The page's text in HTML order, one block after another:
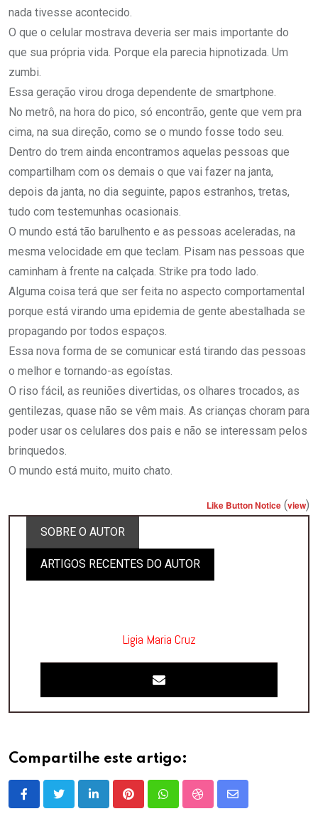
nada tivesse acontecido.
O que o celular mostrava deveria ser mais importante do
que sua própria vida. Porque ela parecia hipnotizada. Um
zumbi.
Essa geração virou droga dependente de smartphone.
No metrô, na hora do pico, só encontrão, gente que vem pra
cima, na sua direção, como se o mundo fosse todo seu.
Dentro do trem ainda encontramos aquelas pessoas que
compartilham com os demais o que vai fazer na janta,
depois da janta, no dia seguinte, papos estranhos, tretas,
tudo com testemunhas ocasionais.
O mundo está tão barulhento e as pessoas aceleradas, na
mesma velocidade em que teclam. Pisam nas pessoas que
caminham à frente na calçada. Strike pra todo lado.
Alguma coisa terá que ser feita no aspecto comportamental
porque está virando uma epidemia de gente abestalhada se
propagando por todos espaços.
Essa nova forma de se comunicar está tirando das pessoas
o melhor e tornando-as egoístas.
O riso fácil, as reuniões divertidas, os olhares trocados, as
gentilezas, quase não se vêm mais. As crianças choram para
poder usar os celulares dos pais e não se interessam pelos
brinquedos.
O mundo está muito, muito chato.
Like Button Notice (view)
SOBRE O AUTOR
ARTIGOS RECENTES DO AUTOR
Ligia Maria Cruz
Compartilhe este artigo:
LinkedInPinterestWhatsappStumbleUpon
Share